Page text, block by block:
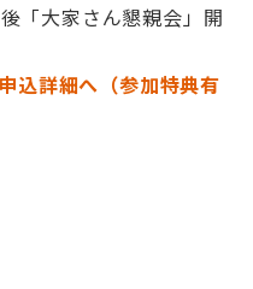
「大家さん懇親会」開
込詳細へ（参加特典有